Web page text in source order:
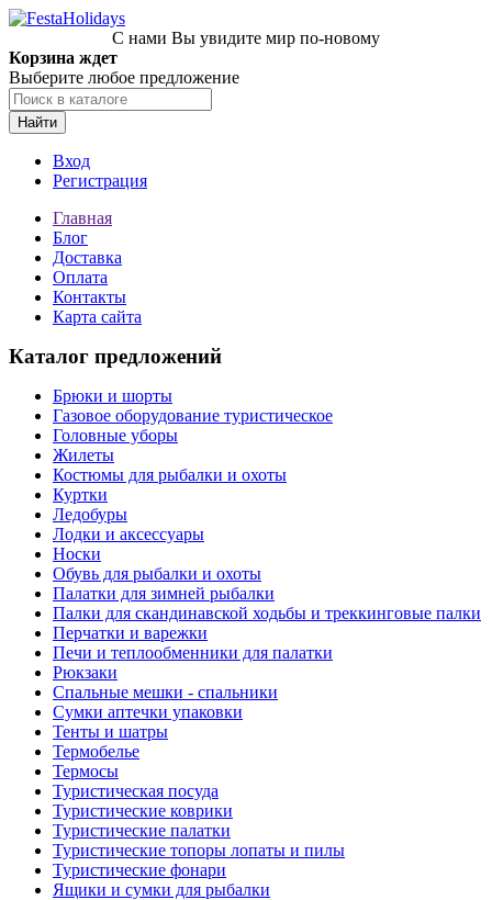
С нами Вы увидите мир по-новому
Корзина ждет
Выберите любое предложение
Найти
Вход
Регистрация
Главная
Блог
Доставка
Оплата
Контакты
Карта сайта
Каталог предложений
Брюки и шорты
Газовое оборудование туристическое
Головные уборы
Жилеты
Костюмы для рыбалки и охоты
Куртки
Ледобуры
Лодки и аксессуары
Носки
Обувь для рыбалки и охоты
Палатки для зимней рыбалки
Палки для скандинавской ходьбы и треккинговые палки
Перчатки и варежки
Печи и теплообменники для палатки
Рюкзаки
Спальные мешки - спальники
Сумки аптечки упаковки
Тенты и шатры
Термобелье
Термосы
Туристическая посуда
Туристические коврики
Туристические палатки
Туристические топоры лопаты и пилы
Туристические фонари
Ящики и сумки для рыбалки